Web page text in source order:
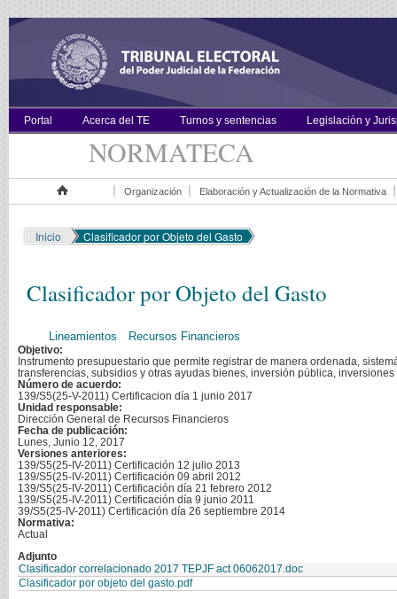
Portal Acerca del TE Turnos y sentencias Legislación y
NORMATECA
Organización Elaboración y Actualización de la Normativa
Inicio Clasificador por Objeto del Gasto
Clasificador por Objeto del Gasto
Lineamientos Recursos Financieros
Objetivo:
Instrumento presupuestario que permite registrar de manera ordenada,
transferencias, subsidios y otras ayudas bienes, inversión pública,
Número de acuerdo:
139/S5(25-V-2011) Certificacion día 1 junio 2017
Unidad responsable:
Dirección General de Recursos Financieros
Fecha de publicación:
Lunes, Junio 12, 2017
Versiones anteriores:
139/S5(25-IV-2011) Certificación 12 julio 2013
139/S5(25-IV-2011) Certificación 09 abril 2012
139/S5(25-IV-2011) Certificación día 21 febrero 2012
139/S5(25-IV-2011) Certificación día 9 junio 2011
39/S5(25-IV-2011) Certificación día 26 septiembre 2014
Normativa:
Actual
Adjunto
Clasificador correlacionado 2017 TEPJF act 06062017.doc
Clasificador por objeto del gasto.pdf